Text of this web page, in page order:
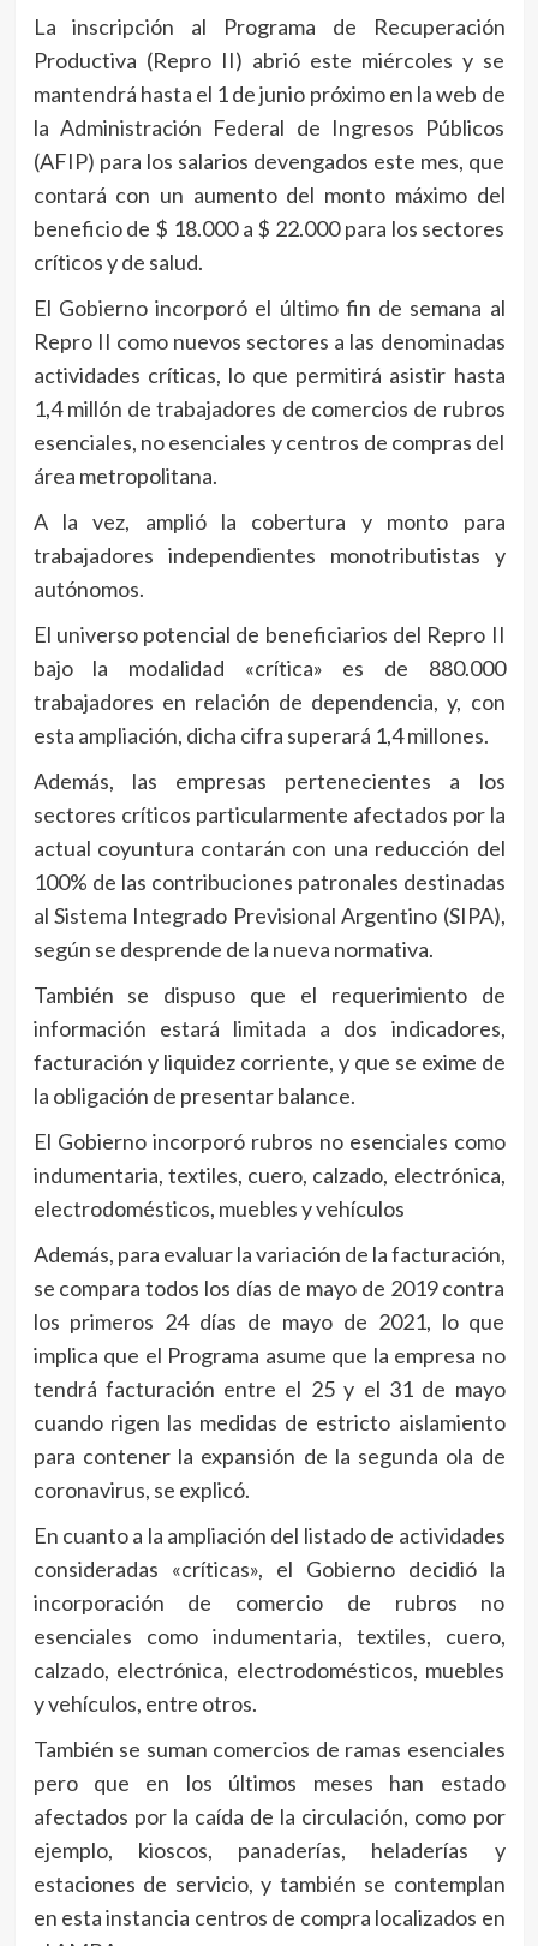
La inscripción al Programa de Recuperación
Productiva (Repro II) abrió este miércoles y se
mantendrá hasta el 1 de junio próximo en la web de
la Administración Federal de Ingresos Públicos
(AFIP) para los salarios devengados este mes, que
contará con un aumento del monto máximo del
beneficio de $ 18.000 a $ 22.000 para los sectores
críticos y de salud.
El Gobierno incorporó el último fin de semana al
Repro II como nuevos sectores a las denominadas
actividades críticas, lo que permitirá asistir hasta
1,4 millón de trabajadores de comercios de rubros
esenciales, no esenciales y centros de compras del
área metropolitana.
A la vez, amplió la cobertura y monto para
trabajadores independientes monotributistas y
autónomos.
El universo potencial de beneficiarios del Repro II
bajo la modalidad «crítica» es de 880.000
trabajadores en relación de dependencia, y, con
esta ampliación, dicha cifra superará 1,4 millones.
Además, las empresas pertenecientes a los
sectores críticos particularmente afectados por la
actual coyuntura contarán con una reducción del
100% de las contribuciones patronales destinadas
al Sistema Integrado Previsional Argentino (SIPA),
según se desprende de la nueva normativa.
También se dispuso que el requerimiento de
información estará limitada a dos indicadores,
facturación y liquidez corriente, y que se exime de
la obligación de presentar balance.
El Gobierno incorporó rubros no esenciales como
indumentaria, textiles, cuero, calzado, electrónica,
electrodomésticos, muebles y vehículos
Además, para evaluar la variación de la facturación,
se compara todos los días de mayo de 2019 contra
los primeros 24 días de mayo de 2021, lo que
implica que el Programa asume que la empresa no
tendrá facturación entre el 25 y el 31 de mayo
cuando rigen las medidas de estricto aislamiento
para contener la expansión de la segunda ola de
coronavirus, se explicó.
En cuanto a la ampliación del listado de actividades
consideradas «críticas», el Gobierno decidió la
incorporación de comercio de rubros no
esenciales como indumentaria, textiles, cuero,
calzado, electrónica, electrodomésticos, muebles
y vehículos, entre otros.
También se suman comercios de ramas esenciales
pero que en los últimos meses han estado
afectados por la caída de la circulación, como por
ejemplo, kioscos, panaderías, heladerías y
estaciones de servicio, y también se contemplan
en esta instancia centros de compra localizados en